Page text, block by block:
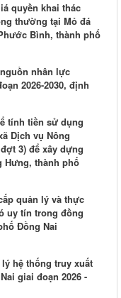
quyền khai thác
thường tại Mỏ đá
Bình, thành phố
nhân lực
2026-2030, định
tính tiền sử dụng
Dịch vụ Nông
3) để xây dựng
Hưng, thành phố
quản lý và thực
uy tín trong đồng
Đồng Nai
hệ thống truy xuất
giai đoạn 2026 -